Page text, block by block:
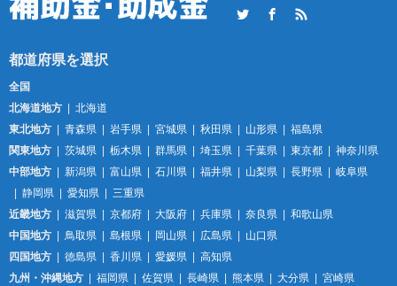
TwitterFacebookRSS
全国
北海道地方
北海道
東北地方
青森県 岩手県 宮城県 秋田県 山形県
福島県
関東地方
茨城県 栃木県 群馬県 埼玉県 千葉県 東京都
神奈川県
中部地方
新潟県 富山県 石川県 福井県 山梨県 長野県
岐阜県
静岡県
愛知県
三重県
近畿地方
滋賀県 京都府 大阪府 兵庫県 奈良県
和歌山県
中国地方
鳥取県 島根県 岡山県 広島県
山口県
四国地方
徳島県 香川県 愛媛県
高知県
九州・沖縄地方
福岡県 佐賀県 長崎県 熊本県 大分県
宮崎県